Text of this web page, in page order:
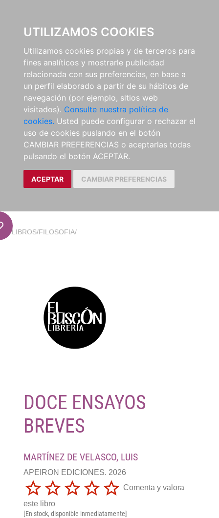
UTILIZAMOS COOKIES
Utilizamos cookies propias y de terceros para
fines analíticos y mostrarle publicidad
relacionada con sus preferencias, en base a
un perfil elaborado a partir de su hábitos de
navegación (por ejemplo, sitios web
visitados). Consulte nuestra política de
cookies. Usted puede configurar o rechazar el
uso de cookies puslando en el botón
CAMBIAR PREFERENCIAS o aceptarlas todas
pulsando el botón ACEPTAR.
ACEPTAR CAMBIAR PREFERENCIAS
LIBROS/FILOSOFIA/
DOCE ENSAYOS
BREVES
MARTÍNEZ DE VELASCO, LUIS
APEIRON EDICIONES. 2026
Comenta y valora
este libro
[En stock, disponible inmediatamente]